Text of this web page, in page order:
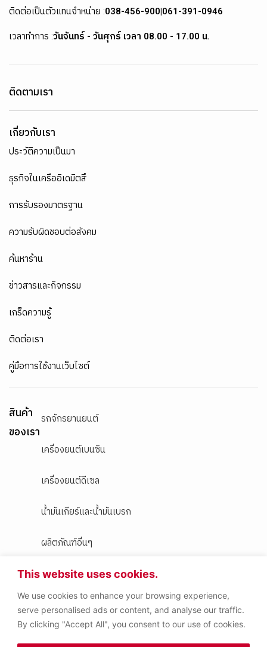
This website uses cookies.
We use cookies to enhance your browsing experience,
serve personalised ads or content, and analyse our traffic.
By clicking "Accept All", you consent to our use of cookies.
ติดต่อเป็นตัวแทนจำหน่าย :038-456-900|061-391-0946
เวลาทำการ :วันจันทร์ - วันศุกร์ เวลา 08.00 - 17.00 น.
ติดตามเรา
เกี่ยวกับเรา
ประวัติความเป็นมา
ธุรกิจในเครืออิเดมิตสึ
การรับรองมาตรฐาน
ความรับผิดชอบต่อสังคม
ค้นหาร้าน
ข่าวสารและกิจกรรม
เกร็ดความรู้
ติดต่อเรา
คู่มือการใช้งานเว็บไซต์
สินค้า
ของเรา
รถจักรยานยนต์
เครื่องยนต์เบนซิน
เครื่องยนต์ดีเซล
น้ำมันเกียร์และน้ำมันเบรก
ผลิตภัณฑ์อื่นๆ
(Thailand) Co.,Ltd.. All Rights
Reserved.